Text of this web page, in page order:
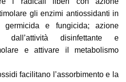
gli enzimi antiossidanti in
germicida e fungicida; azione
dall’attività disinfettante e
e attivare il metabolismo
facilitano l’assorbimento e la